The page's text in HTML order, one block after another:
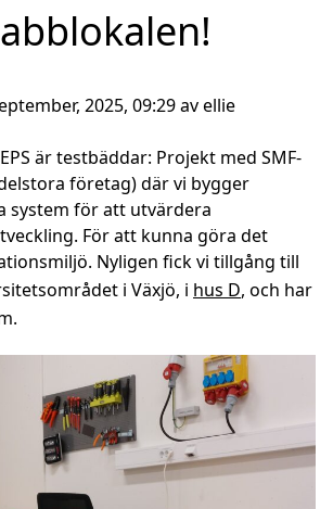
2025, 09:29 av ellie
är testbäddar: Projekt med SMF-
företag) där vi bygger
system för att utvärdera
För att kunna göra det
Nyligen fick vi tillgång till
i Växjö, i hus D, och har